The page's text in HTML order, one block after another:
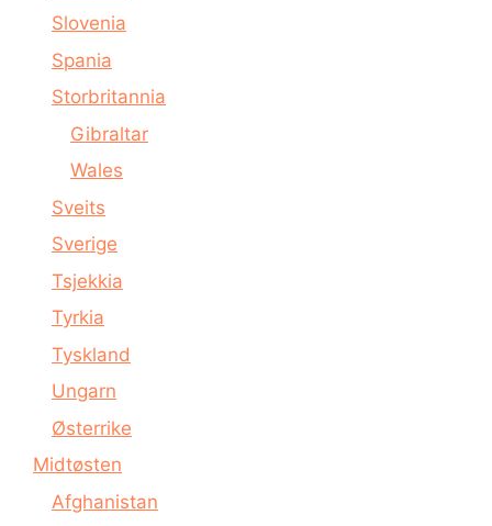
Slovenia
Spania
Storbritannia
Gibraltar
Wales
Sveits
Sverige
Tsjekkia
Tyrkia
Tyskland
Ungarn
Østerrike
Midtøsten
Afghanistan